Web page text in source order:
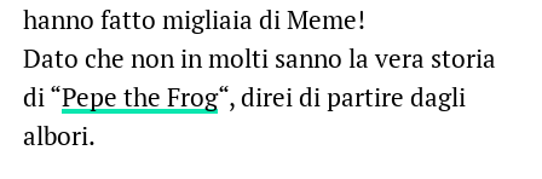
hanno fatto migliaia di Meme!
Dato che non in molti sanno la vera storia
di “Pepe the Frog“, direi di partire dagli
albori.